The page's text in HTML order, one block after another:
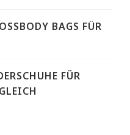
BAGS FÜR
FÜR